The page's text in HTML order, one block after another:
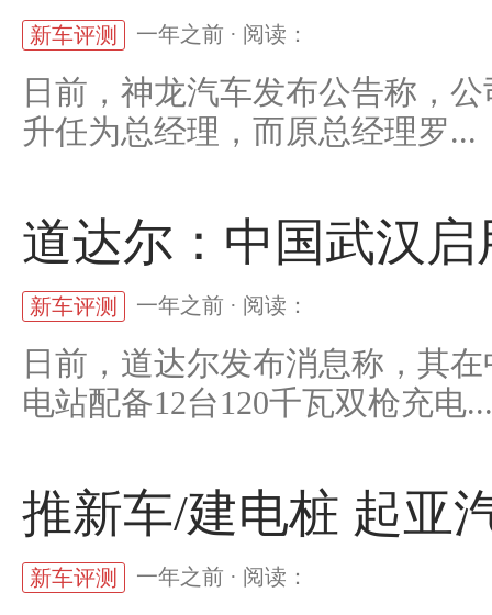
新车评测 一年之前 · 阅读：
日前，神龙汽车发布公告称，
升任为总经理，而原总经理罗...
道达尔：中国武汉
新车评测 一年之前 · 阅读：
日前，道达尔发布消息称，其
电站配备12台120千瓦双枪充电...
推新车/建电桩 起亚
新车评测 一年之前 · 阅读：